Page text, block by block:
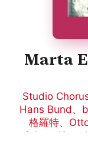
Marta
Studio
Hans Bund 、
格羅特、
Odeon